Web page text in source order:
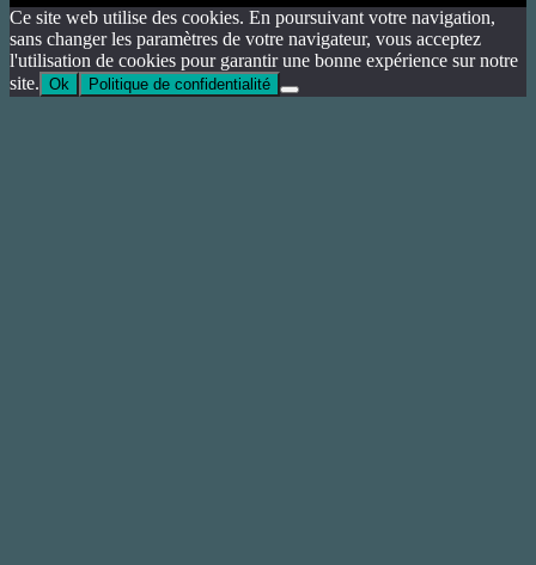
Ce site web utilise des cookies. En poursuivant votre navigation,
sans changer les paramètres de votre navigateur, vous acceptez
l'utilisation de cookies pour garantir une bonne expérience sur notre
site. Ok Politique de confidentialité